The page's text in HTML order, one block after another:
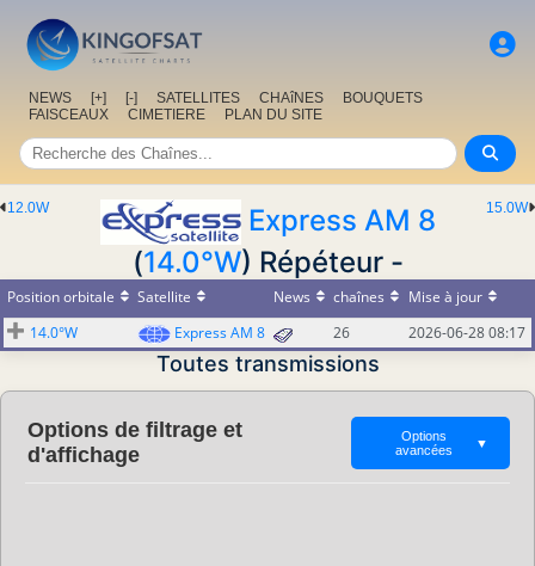
NEWS [+] [-] SATELLITES CHAîNES
BOUQUETS
FAISCEAUX
CIMETIERE PLAN DU SITE
15.0W
12.0W
Express AM 8
(14.0°W) Répéteur -
Position orbitale Satellite News chaînes
Mise à jour
14.0°W
Express AM 8 26 2026-06-28 08:17
Toutes transmissions
Options de filtrage et
d'affichage
Options
avancées
▼